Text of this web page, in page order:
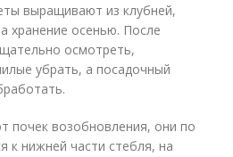
выращивают из клубней,
хранение осенью. После
осмотреть,
убрать, а посадочный
почек возобновления, они по
к нижней части стебля, на